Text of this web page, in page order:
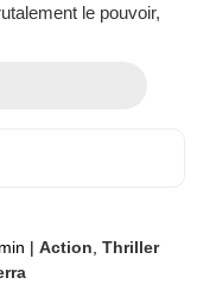
le pouvoir,
| Action ,Thriller